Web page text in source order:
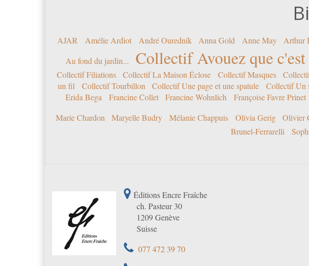
AJAR Amélie Ardiot André Ourednik Anna Gold Anne May Arthur
Au fond du jardin...
Collectif Avouez que
Collectif Filiations
Collectif La Maison Éclose Collectif Masques
un fil
Collectif Tourbillon Collectif Une page et une spatule Collectif Un
Erida Bega
Francine Collet Francine Wohnlich Françoise Favre Prinet
Marie Chardon
Maryelle Budry Mélanie Chappuis Olivia Gerig Olivier
Brunel-Ferrarelli
Éditions Encre Fraîche
ch. Pasteur 30
1209 Genève
Suisse
077 472 39 70